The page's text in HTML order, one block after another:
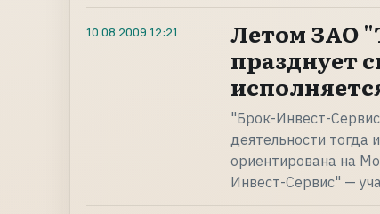
10.08.2009 12:21
Летом ЗАО
празднует
"Брок-Инвест-
деятельности тогда
ориентирована на
Инвест-Сервис" —